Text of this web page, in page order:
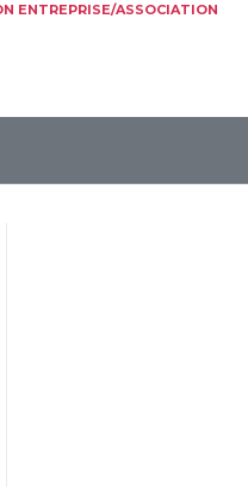
ENTREPRISE/ASSOCIATION